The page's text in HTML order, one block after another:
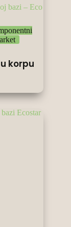
bazi – Eco
korpu